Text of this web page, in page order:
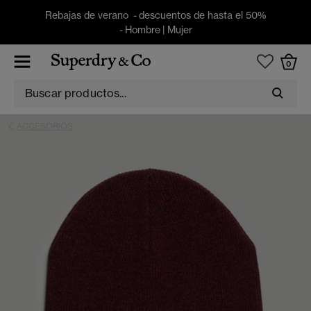
Rebajas de verano - descuentos de hasta el 50%
- Hombre| Mujer
0